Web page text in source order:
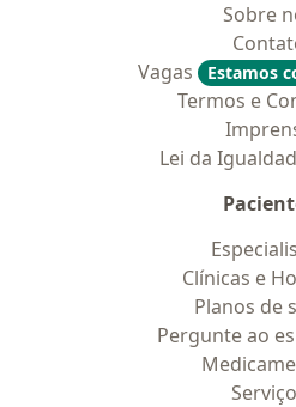
Sobre
Vagas
Estamos
Termos e
Lei da
Clínicas e
Planos de
Pergunte ao